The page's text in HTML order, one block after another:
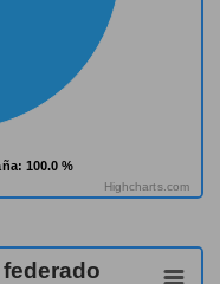
: 100.0 %
: 100.0 %
Highcharts.com